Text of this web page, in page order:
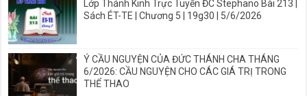
Lớp Thánh Kinh Trực Tuyến ĐC Stephano Bài 213 |
Sách ÉT-TE | Chương 5 | 19g30 | 5/6/2026
Ý CẦU NGUYỆN CỦA ĐỨC THÁNH CHA THÁNG
6/2026: CẦU NGUYỆN CHO CÁC GIÁ TRỊ TRONG
THỂ THAO